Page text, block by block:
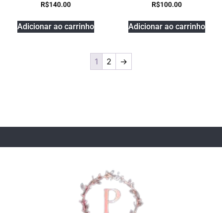
R$140.00
Adicionar ao carrinho
R$100.00
Adicionar ao carrinho
1 2 →